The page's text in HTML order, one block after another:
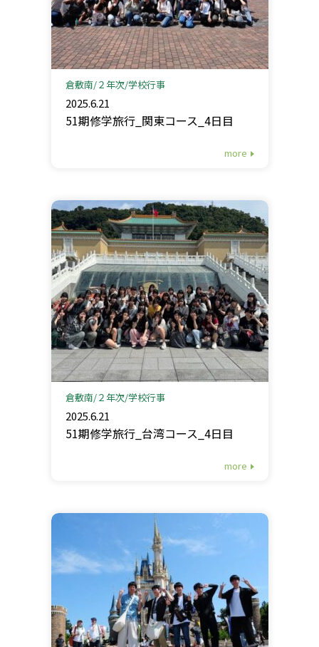
倉敷南 ２年次 学校行事
2025.6.21
51期修学旅行_関東コース_4日目
more
倉敷南 ２年次 学校行事
2025.6.21
51期修学旅行_台湾コース_4日目
more